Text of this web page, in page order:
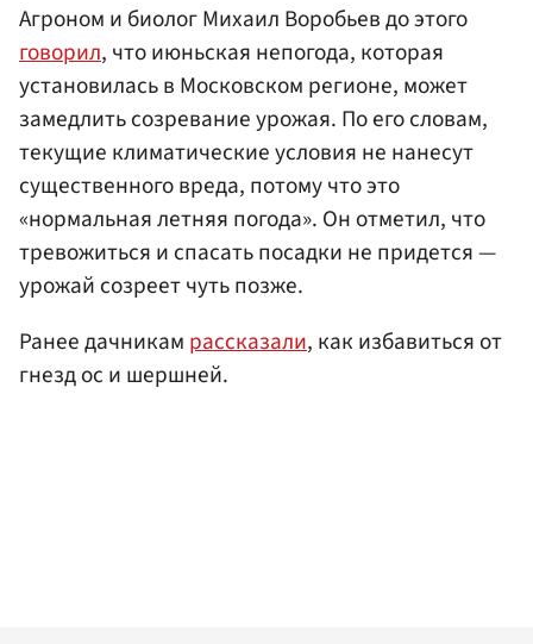
Агроном и биолог Михаил Воробьев до этого
говорил, что июньская непогода, которая
установилась в Московском регионе, может
замедлить созревание урожая. По его словам,
текущие климатические условия не нанесут
существенного вреда, потому что это
«нормальная летняя погода». Он отметил, что
тревожиться и спасать посадки не придется —
урожай созреет чуть позже.
Ранее дачникам рассказали, как избавиться от
гнезд ос и шершней.